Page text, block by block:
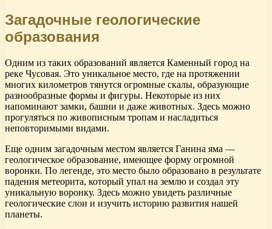
Загадочные геологические
образования
Одним из таких образований является Каменный город на
реке Чусовая. Это уникальное место, где на протяжении
многих километров тянутся огромные скалы, образующие
разнообразные формы и фигуры. Некоторые из них
напоминают замки, башни и даже животных. Здесь можно
прогуляться по живописным тропам и насладиться
неповторимыми видами.
Еще одним загадочным местом является Ганина яма —
геологическое образование, имеющее форму огромной
воронки. По легенде, это место было образовано в результате
падения метеорита, который упал на землю и создал эту
уникальную воронку. Здесь можно увидеть различные
геологические слои и изучить историю развития нашей
планеты.